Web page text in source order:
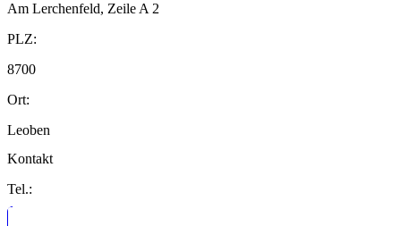
Am Lerchenfeld, Zeile A 2
PLZ:
8700
Ort:
Leoben
Kontakt
Tel.: